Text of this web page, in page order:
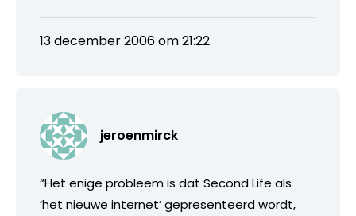
13 december 2006 om 21:22
jeroenmirck
“Het enige probleem is dat Second Life als
‘het nieuwe internet’ gepresenteerd wordt,